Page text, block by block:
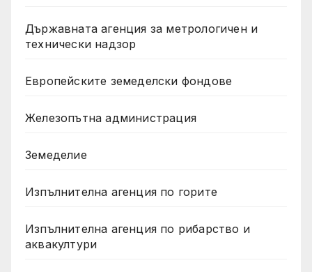
Държавната агенция за метрологичен и
технически надзор
Европейските земеделски фондове
Железопътна администрация
Земеделие
Изпълнителна агенция по горите
Изпълнителна агенция по рибарство и
аквакултури